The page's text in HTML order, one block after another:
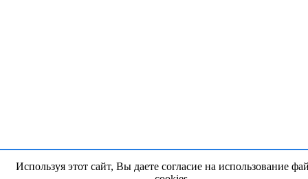
Используя этот сайт, Вы даете согласие на использование